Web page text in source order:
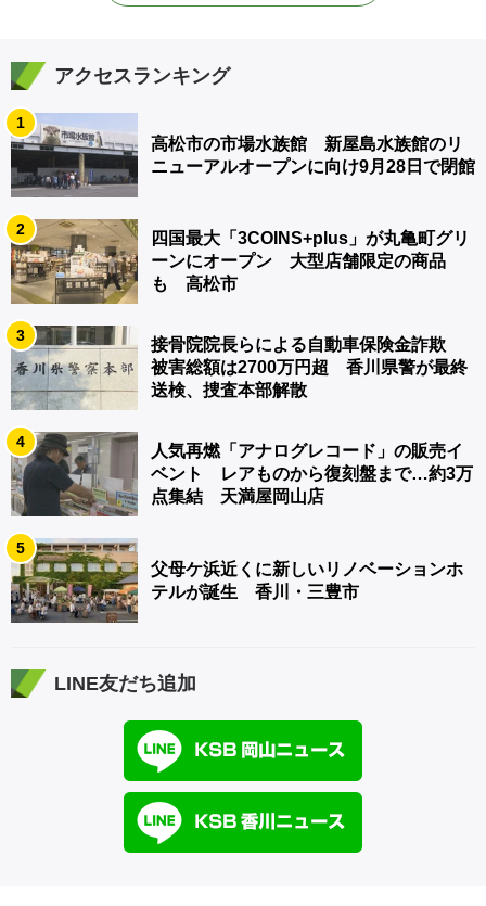
アクセスランキング
1
高松市の市場水族館 新屋島水族館のリ
ニューアルオープンに向け9月28日で閉館
2
四国最大「3COINS+plus」が丸亀町グリ
ーンにオープン 大型店舗限定の商品
も 高松市
3
接骨院院長らによる自動車保険金詐欺
被害総額は2700万円超 香川県警が最終
送検、捜査本部解散
4
人気再燃「アナログレコード」の販売イ
ベント レアものから復刻盤まで…約3万
点集結 天満屋岡山店
5
父母ケ浜近くに新しいリノベーションホ
テルが誕生 香川・三豊市
LINE友だち追加